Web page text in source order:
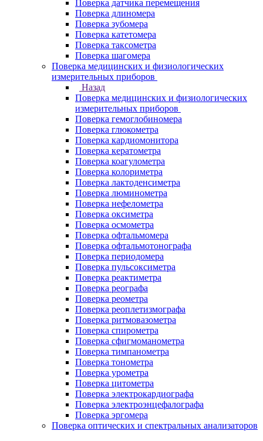
Поверка датчика перемещения
Поверка длиномера
Поверка зубомера
Поверка катетомера
Поверка таксометра
Поверка шагомера
Поверка медицинских и физиологических
измерительных приборов
Назад
Поверка медицинских и физиологических
измерительных приборов
Поверка гемоглобиномера
Поверка глюкометра
Поверка кардиомонитора
Поверка кератометра
Поверка коагулометра
Поверка колориметра
Поверка лактоденсиметра
Поверка люминометра
Поверка нефелометра
Поверка оксиметра
Поверка осмометра
Поверка офтальмомера
Поверка офтальмотонографа
Поверка периодомера
Поверка пульсоксиметра
Поверка реактиметра
Поверка реографа
Поверка реометра
Поверка реоплетизмографа
Поверка ритмовазометра
Поверка спирометра
Поверка сфигмоманометра
Поверка тимпанометра
Поверка тонометра
Поверка урометра
Поверка цитометра
Поверка электрокардиографа
Поверка электроэнцефалографа
Поверка эргомера
Поверка оптических и спектральных анализаторов